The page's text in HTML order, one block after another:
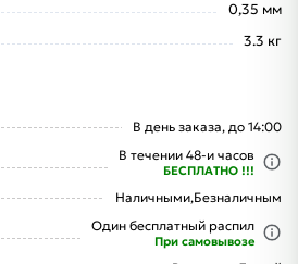
0,35 мм
3.3 кг
В день заказа, до 14:00
В течении 48-и часов
БЕСПЛАТНО !!!
Наличными,Безналичным
Один бесплатный распил
При самовывозе